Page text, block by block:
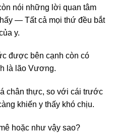
nói những lời quan tâm
— Tất cả mọi thứ đều bắt
y.
được bên cạnh còn có
là lão Vương.
chân thực, so với cái trước
khiến y thấy khó chịu.
hoặc như vậy sao?